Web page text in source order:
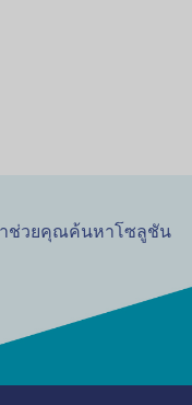
าช่วยคุณค้นหาโซลูชัน